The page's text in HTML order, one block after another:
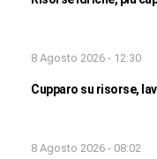
8 Agosto 2026 - 12:30
Cupparo su risorse,
8 Agosto 2026 - 08:02